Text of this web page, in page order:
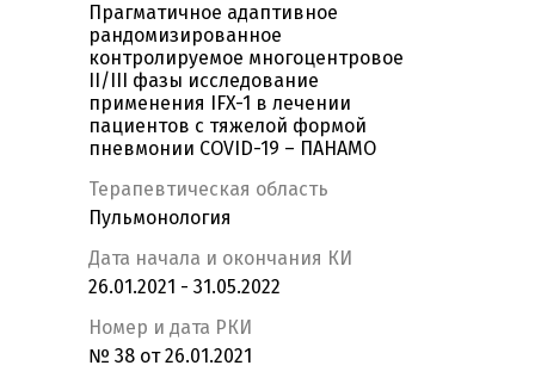
Прагматичное адаптивное
рандомизированное
контролируемое многоцентровое
II/III фазы исследование
применения IFX-1 в лечении
пациентов с тяжелой формой
пневмонии COVID-19 – ПАНАМО
Терапевтическая область
Пульмонология
Дата начала и окончания КИ
26.01.2021 - 31.05.2022
Номер и дата РКИ
№ 38 от 26.01.2021